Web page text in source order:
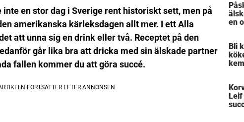
en stor dag i Sverige rent historiskt sett, men på
amerikanska kärleksdagen allt mer. I ett Alla
att unna sig en drink eller två. Receptet på den
går lika bra att dricka med sin älskade partner
fallen kommer du att göra succé.
en
Bli
Leif